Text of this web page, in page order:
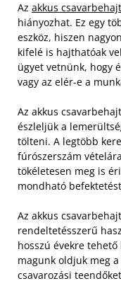
Az akkus
hiányozhat. Ez egy
eszköz, hiszen
kifelé is hajthatóak
ügyet vetnünk, hogy
vagy az elér-e a
Az akkus
észleljük a
tölteni. A legtöbb
fúrószerszám
tökéletesen meg is
mondható
Az akkus
rendeltetésszerű
hosszú évekre
magunk oldjuk meg
csavarozási